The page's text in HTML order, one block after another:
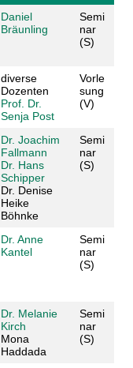
Daniel
Bräunling
Semi
nar
(S)
diverse
Dozenten
Prof. Dr.
Senja Post
Vorle
sung
(V)
Dr. Joachim
Fallmann
Dr. Hans
Schipper
Dr. Denise
Heike
Böhnke
Semi
nar
(S)
Dr. Anne
Kantel
Semi
nar
(S)
Dr. Melanie
Kirch
Mona
Haddada
Semi
nar
(S)